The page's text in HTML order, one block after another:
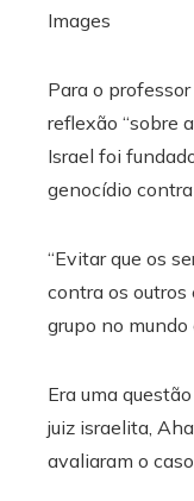
Images
Para o
reflexão “sobre
Israel foi
genocídio contra
“Evitar que os
contra os
grupo no mundo
Era uma
juiz israelita,
avaliaram o